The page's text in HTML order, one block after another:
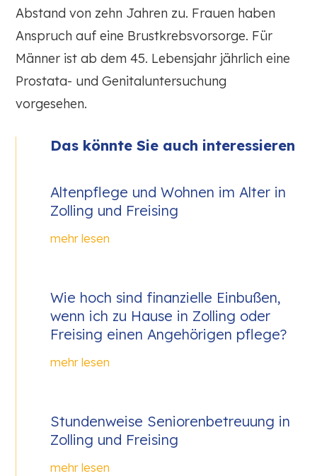
Abstand von zehn Jahren zu. Frauen haben
Anspruch auf eine Brustkrebsvorsorge. Für
Männer ist ab dem 45. Lebensjahr jährlich eine
Prostata- und Genitaluntersuchung
vorgesehen.
Das könnte Sie auch interessieren
Altenpflege und Wohnen im Alter in
Zolling und Freising
mehr lesen
Wie hoch sind finanzielle Einbußen,
wenn ich zu Hause in Zolling oder
Freising einen Angehörigen pflege?
mehr lesen
Stundenweise Seniorenbetreuung in
Zolling und Freising
mehr lesen